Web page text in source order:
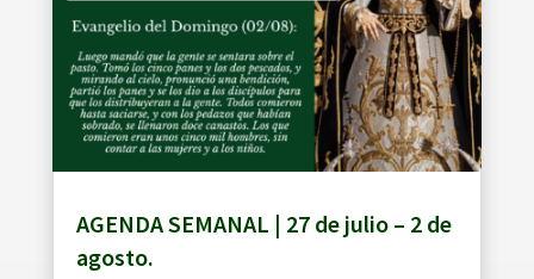
AGENDA SEMANAL | 27 de julio – 2 de
agosto.